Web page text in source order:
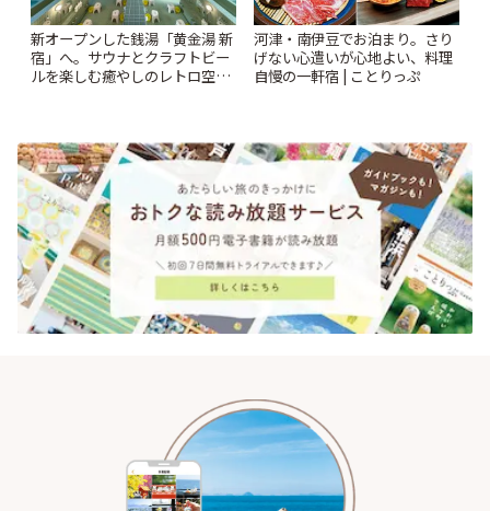
新オープンした銭湯「黄金湯 新
宿」へ。サウナとクラフトビー
ルを楽しむ癒やしのレトロ空間
河津・南伊豆でお泊まり。さり
げない心遣いが心地よい、料理
自慢の一軒宿 | ことりっぷ